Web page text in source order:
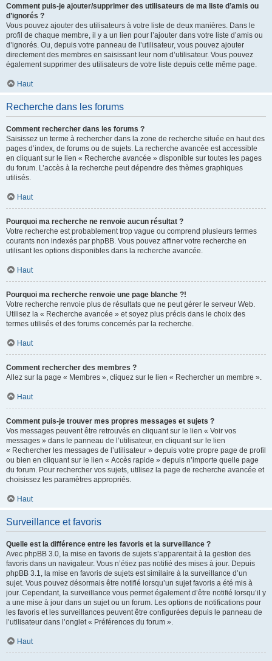
Comment puis-je ajouter/supprimer des utilisateurs de ma liste d’amis ou
d’ignorés ?
Vous pouvez ajouter des utilisateurs à votre liste de deux manières. Dans le
profil de chaque membre, il y a un lien pour l’ajouter dans votre liste d’amis ou
d’ignorés. Ou, depuis votre panneau de l’utilisateur, vous pouvez ajouter
directement des membres en saisissant leur nom d’utilisateur. Vous pouvez
également supprimer des utilisateurs de votre liste depuis cette même page.
Haut
Recherche dans les forums
Comment rechercher dans les forums ?
Saisissez un terme à rechercher dans la zone de recherche située en haut des
pages d’index, de forums ou de sujets. La recherche avancée est accessible
en cliquant sur le lien « Recherche avancée » disponible sur toutes les pages
du forum. L’accès à la recherche peut dépendre des thèmes graphiques
utilisés.
Haut
Pourquoi ma recherche ne renvoie aucun résultat ?
Votre recherche est probablement trop vague ou comprend plusieurs termes
courants non indexés par phpBB. Vous pouvez affiner votre recherche en
utilisant les options disponibles dans la recherche avancée.
Haut
Pourquoi ma recherche renvoie une page blanche ?!
Votre recherche renvoie plus de résultats que ne peut gérer le serveur Web.
Utilisez la « Recherche avancée » et soyez plus précis dans le choix des
termes utilisés et des forums concernés par la recherche.
Haut
Comment rechercher des membres ?
Allez sur la page « Membres », cliquez sur le lien « Rechercher un membre ».
Haut
Comment puis-je trouver mes propres messages et sujets ?
Vos messages peuvent être retrouvés en cliquant sur le lien « Voir vos
messages » dans le panneau de l’utilisateur, en cliquant sur le lien
« Rechercher les messages de l’utilisateur » depuis votre propre page de profil
ou bien en cliquant sur le lien « Accès rapide » depuis n’importe quelle page
du forum. Pour rechercher vos sujets, utilisez la page de recherche avancée et
choisissez les paramètres appropriés.
Haut
Surveillance et favoris
Quelle est la différence entre les favoris et la surveillance ?
Avec phpBB 3.0, la mise en favoris de sujets s’apparentait à la gestion des
favoris dans un navigateur. Vous n’étiez pas notifié des mises à jour. Depuis
phpBB 3.1, la mise en favoris de sujets est similaire à la surveillance d’un
sujet. Vous pouvez désormais être notifié lorsqu’un sujet favoris a été mis à
jour. Cependant, la surveillance vous permet également d’être notifié lorsqu’il y
a une mise à jour dans un sujet ou un forum. Les options de notifications pour
les favoris et les surveillances peuvent être configurées depuis le panneau de
l’utilisateur dans l’onglet « Préférences du forum ».
Haut